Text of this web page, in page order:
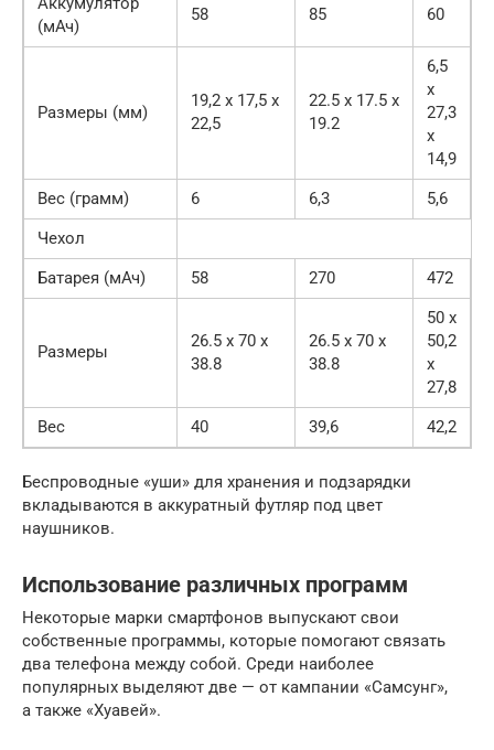
(мАч)
58 85 60
Размеры (мм)
19,2 x 17,5 x
22,5
22.5 x 17.5 x
19.2
6,5
x
27,3
x
14,9
Вес (грамм)
6 6,3
5,6
Чехол
Батарея (мАч)
58 270 472
Размеры
26.5 x 70 x
38.8
26.5 x 70 x
38.8
50 x
50,2
x
27,8
Вес
40 39,6 42,2
Беспроводные «уши» для хранения и подзарядки
вкладываются в аккуратный футляр под цвет
наушников.
Использование различных программ
Некоторые марки смартфонов выпускают свои
собственные программы, которые помогают связать
два телефона между собой. Среди наиболее
популярных выделяют две — от кампании «Самсунг»,
а также «Хуавей».